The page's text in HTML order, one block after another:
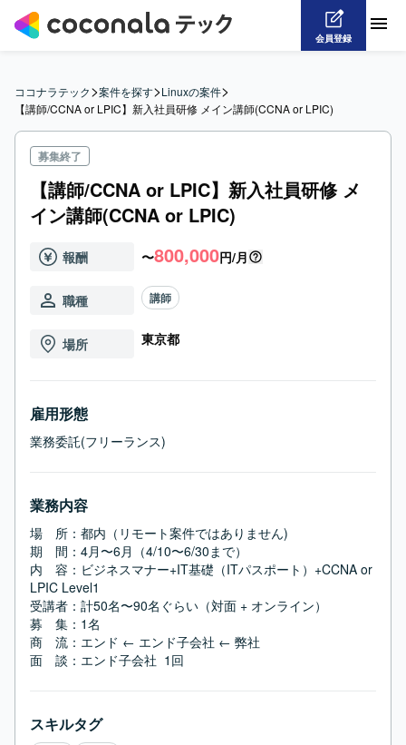
会員登録
ココナラテック>案件を探す>Linuxの案件>
【講師/CCNA or LPIC】新入社員研修 メイン講師(CCNA or LPIC)
募集終了
【講師/CCNA or LPIC】新入社員研修 メ
イン講師(CCNA or LPIC)
報酬 〜800,000円/月
職種 講師
場所 東京都
雇用形態
業務委託(フリーランス)
業務内容
場　所：都内（リモート案件ではありません)
期　間：4月〜6月（4/10〜6/30まで）
内　容：ビジネスマナー+IT基礎（ITパスポート）+CCNA or
LPIC Level1
受講者：計50名〜90名ぐらい（対面 + オンライン）
募　集：1名
商　流：エンド ← エンド子会社 ← 弊社
面　談：エンド子会社  1回
スキルタグ